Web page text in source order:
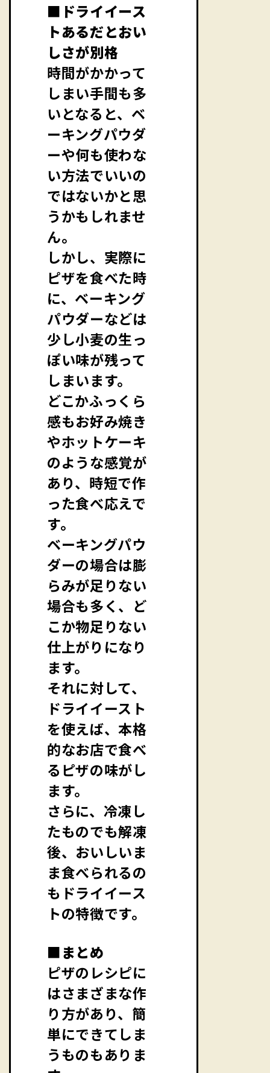
■ドライイース
トあるだとおい
しさが別格
時間がかかって
しまい手間も多
いとなると、ベ
ーキングパウダ
ーや何も使わな
い方法でいいの
ではないかと思
うかもしれませ
ん。
しかし、実際に
ピザを食べた時
に、ベーキング
パウダーなどは
少し小麦の生っ
ぽい味が残って
しまいます。
どこかふっくら
感もお好み焼き
やホットケーキ
のような感覚が
あり、時短で作
った食べ応えで
す。
ベーキングパウ
ダーの場合は膨
らみが足りない
場合も多く、ど
こか物足りない
仕上がりになり
ます。
それに対して、
ドライイースト
を使えば、本格
的なお店で食べ
るピザの味がし
ます。
さらに、冷凍し
たものでも解凍
後、おいしいま
ま食べられるの
もドライイース
トの特徴です。
■まとめ
ピザのレシピに
はさまざまな作
り方があり、簡
単にできてしま
うものもありま